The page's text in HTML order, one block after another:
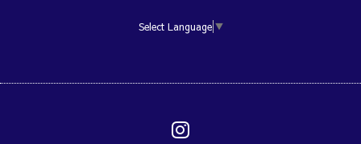
Select Language ▼